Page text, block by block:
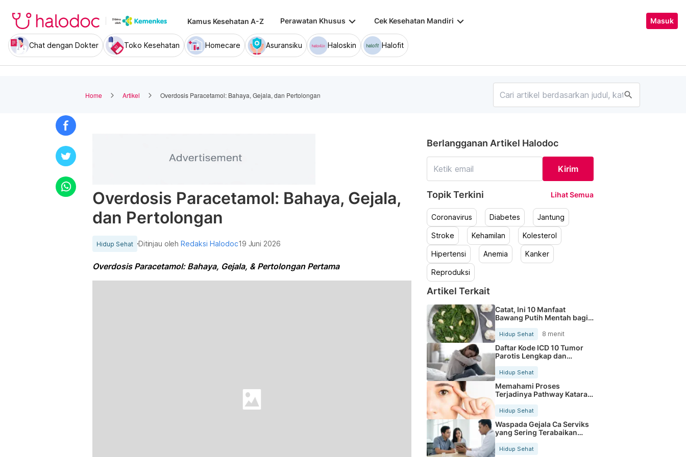
Kamus Kesehatan A-Z Perawatan Khusus keyboard_arrow_down Cek Kesehatan Mandiri keyboard_arrow_down Masuk
Chat dengan Dokter Toko Kesehatan Homecare Asuransiku Haloskin Halofit
Home Artikel Overdosis Paracetamol: Bahaya, Gejala, dan Pertolongan search
Overdosis Paracetamol: Bahaya, Gejala,
dan Pertolongan
Hidup Sehat Ditinjau olehRedaksi Halodoc19 Juni 2026
Overdosis Paracetamol: Bahaya, Gejala, & Pertolongan Pertama
Berlangganan Artikel Halodoc
Kirim
Topik Terkini Lihat Semua
Coronavirus Diabetes Jantung
Stroke Kehamilan Kolesterol
Hipertensi Anemia Kanker
Reproduksi
Artikel Terkait
Catat, Ini 10 Manfaat
Bawang Putih Mentah bagi
Hidup Sehat 8 menit
Daftar Kode ICD 10 Tumor
Parotis Lengkap dan
Hidup Sehat
Memahami Proses
Terjadinya Pathway Katarak
Hidup Sehat
Waspada Gejala Ca Serviks
yang Sering Terabaikan
Hidup Sehat